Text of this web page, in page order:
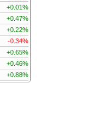
+0.01%
+0.47%
+0.22%
-0.34%
+0.65%
+0.46%
+0.88%